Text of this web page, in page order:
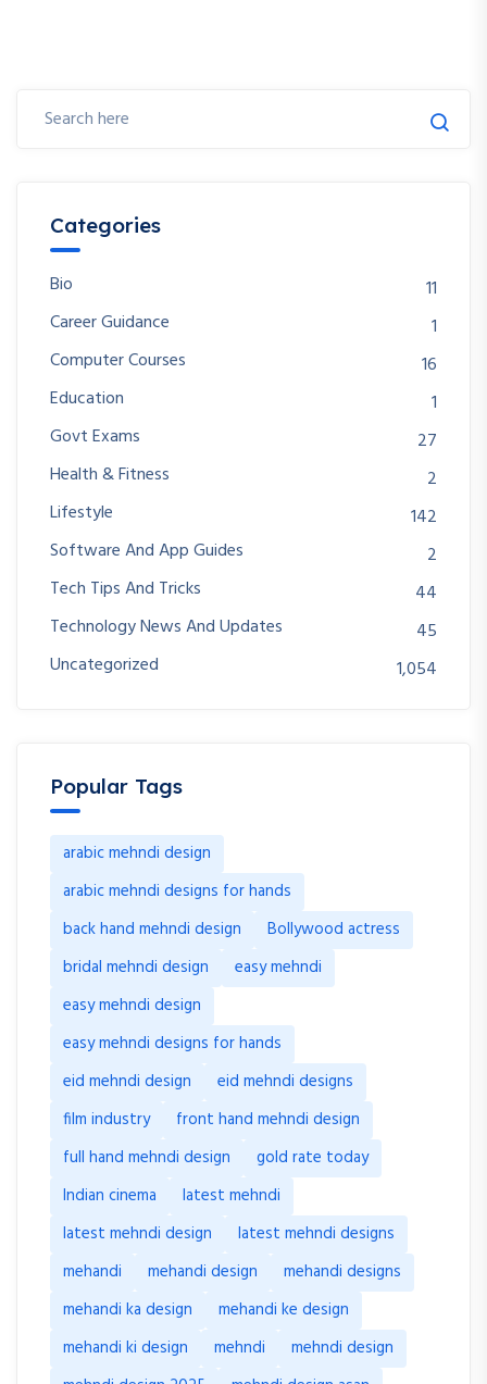
Categories
Bio
11
Career Guidance
1
Computer Courses
16
Education
1
Govt Exams
27
Health & Fitness
2
Lifestyle
142
Software And App Guides
2
Tech Tips And Tricks
44
Technology News And Updates
45
Uncategorized
1,054
Popular Tags
arabic mehndi design
arabic mehndi designs for hands
back hand mehndi design
Bollywood actress
bridal mehndi design
easy mehndi
easy mehndi design
easy mehndi designs for hands
eid mehndi design
eid mehndi designs
film industry
front hand mehndi design
full hand mehndi design
gold rate today
Indian cinema
latest mehndi
latest mehndi design
latest mehndi designs
mehandi
mehandi design
mehandi designs
mehandi ka design
mehandi ke design
mehandi ki design
mehndi
mehndi design